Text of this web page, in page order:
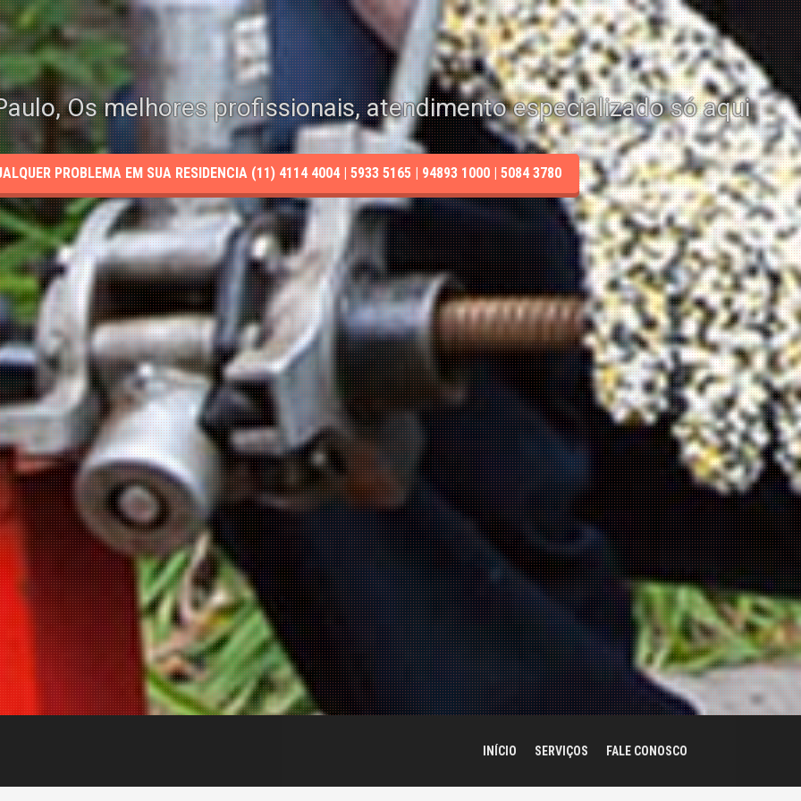
Os melhores profissionais, atendimento especializado só aqui
PROBLEMA EM SUA RESIDENCIA (11) 4114 4004 | 5933 5165 | 94893 1000 | 5084 3780
INÍCIO SERVIÇOS FALE CONOSCO